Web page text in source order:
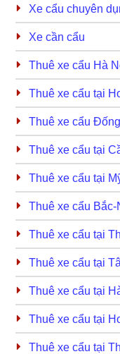
Xe cẩu chuyên
Xe cần cẩu
Thuê xe cẩu Hà
Thuê xe cẩu tại
Thuê xe cẩu
Thuê xe cẩu tại
Thuê xe cẩu tại
Thuê xe cẩu
Thuê xe cẩu tại
Thuê xe cẩu tại
Thuê xe cẩu tại
Thuê xe cẩu tại
Thuê xe cẩu tại